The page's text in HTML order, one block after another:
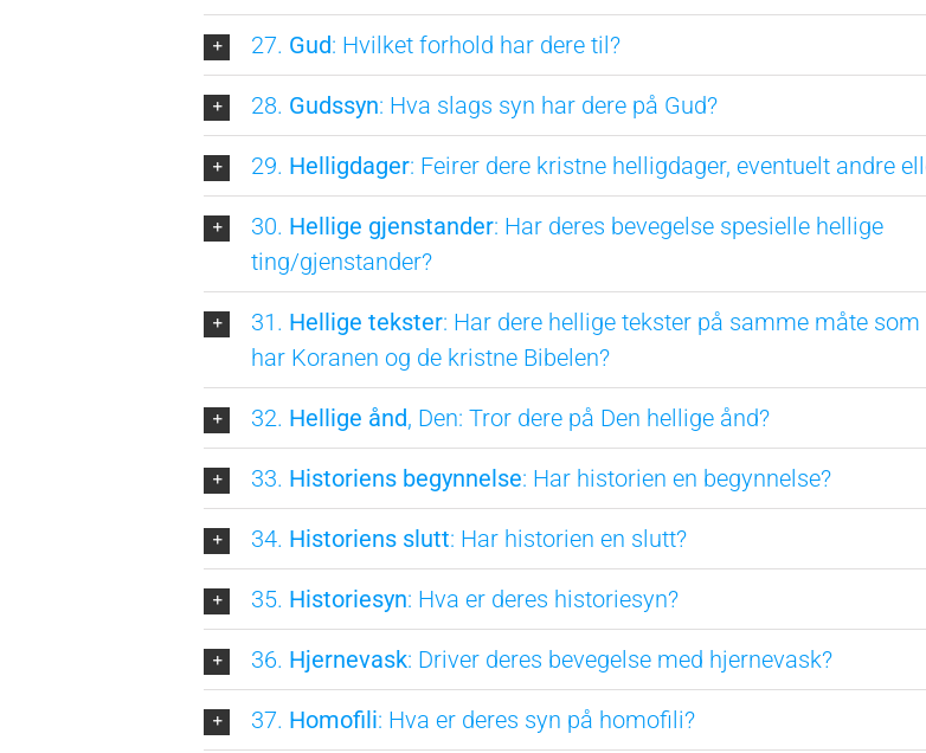
27. Gud: Hvilket forhold har dere til?
28. Gudssyn: Hva slags syn har dere på Gud?
29. Helligdager: Feirer dere kristne helligdager, eventuelt andre
30. Hellige gjenstander: Har deres bevegelse spesielle hellige
ting/gjenstander?
31. Hellige tekster: Har dere hellige tekster på samme måte
har Koranen og de kristne Bibelen?
32. Hellige ånd, Den: Tror dere på Den hellige ånd?
33. Historiens begynnelse: Har historien en begynnelse?
34. Historiens slutt: Har historien en slutt?
35. Historiesyn: Hva er deres historiesyn?
36. Hjernevask: Driver deres bevegelse med hjernevask?
37. Homofili: Hva er deres syn på homofili?